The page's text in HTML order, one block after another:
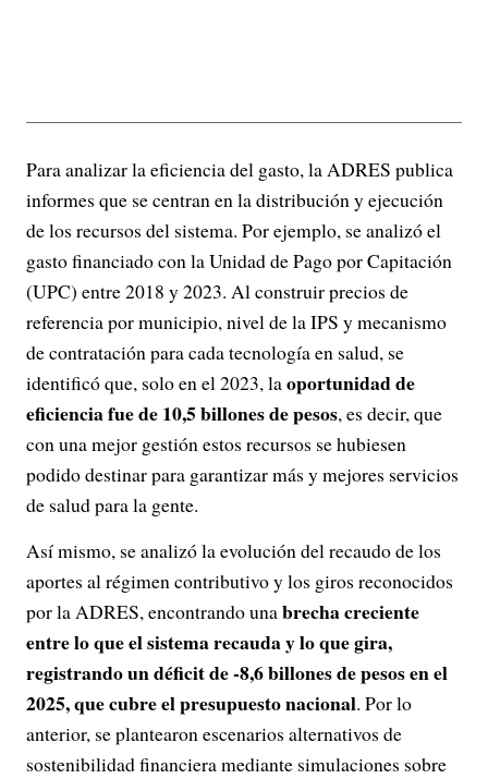
Para analizar la eficiencia del gasto, la ADRES publica
informes que se centran en la distribución y ejecución
de los recursos del sistema. Por ejemplo, se analizó el
gasto financiado con la Unidad de Pago por Capitación
(UPC) entre 2018 y 2023. Al construir precios de
referencia por municipio, nivel de la IPS y mecanismo
de contratación para cada tecnología en salud, se
identificó que, solo en el 2023, laoportunidad de
eficiencia fue de 10,5 billones de pesos, es decir, que
con una mejor gestión estos recursos se hubiesen
podido destinar para garantizar más y mejores servicios
de salud para la gente.
Así mismo, se analizó la evolución del recaudo de los
aportes al régimen contributivo y los giros reconocidos
por la ADRES, encontrando unabrecha creciente
entre lo que el sistema recauda y lo que gira,
registrando un déficit de -8,6 billones de pesos en el
2025, que cubre el presupuesto nacional. Por lo
anterior, se plantearon escenarios alternativos de
sostenibilidad financiera mediante simulaciones sobre